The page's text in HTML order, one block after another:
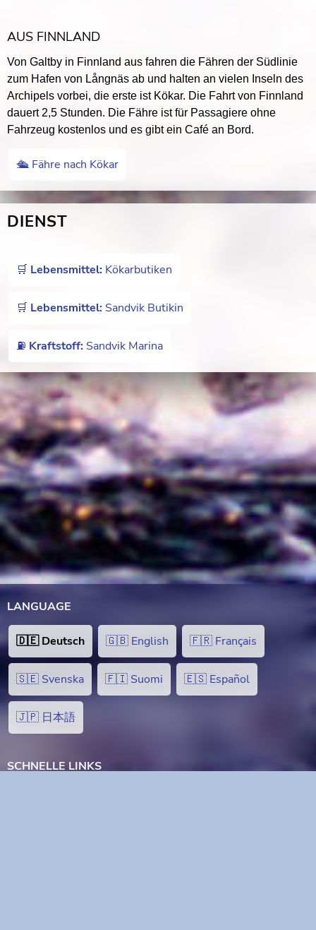
AUS FINNLAND
Von Galtby in Finnland aus fahren die Fähren der Südlinie
zum Hafen von Långnäs ab und halten an vielen Inseln des
Archipels vorbei, die erste ist Kökar. Die Fahrt von Finnland
dauert 2,5 Stunden. Die Fähre ist für Passagiere ohne
Fahrzeug kostenlos und es gibt ein Café an Bord.
🛳 Fähre nach Kökar
DIENST
🛒 Lebensmittel: Kökarbutiken
🛒 Lebensmittel: Sandvik Butikin
⛽️ Kraftstoff: Sandvik Marina
LANGUAGE
🇩🇪 Deutsch 🇬🇧 English 🇫🇷 Français
🇸🇪 Svenska 🇫🇮 Suomi 🇪🇸 Español
🇯🇵 日本語
SCHNELLE LINKS